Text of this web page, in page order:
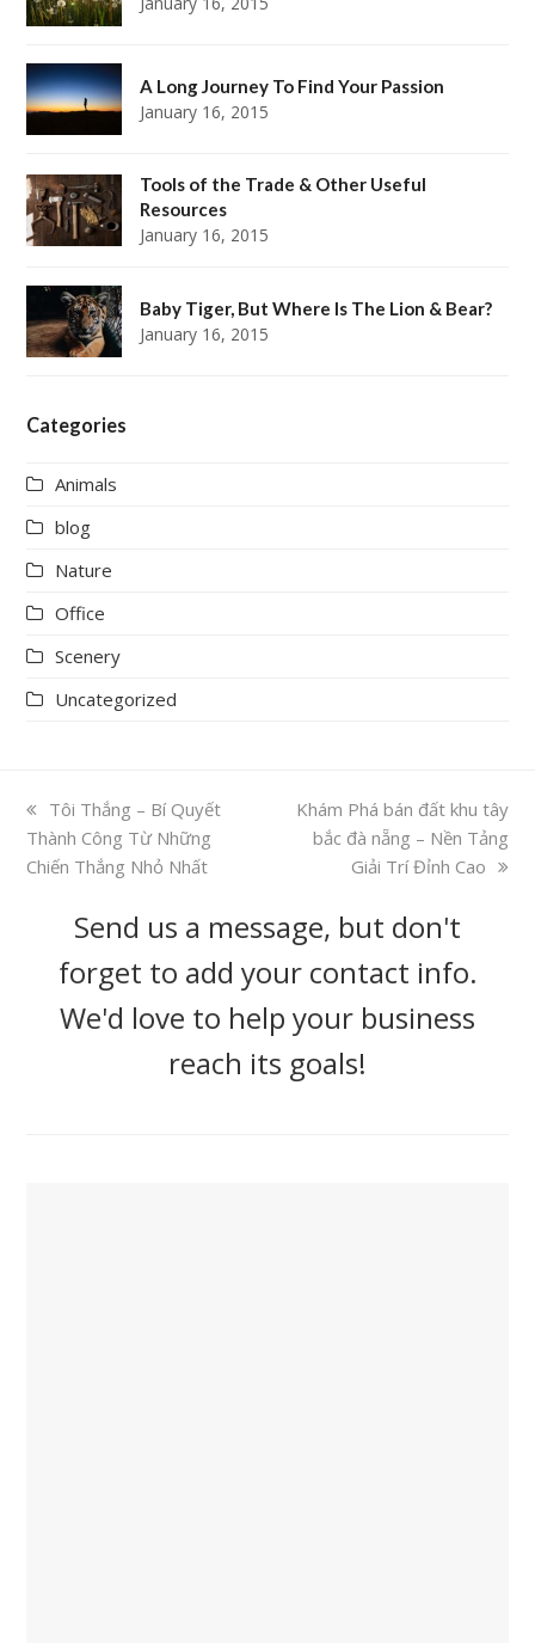
A Long Journey To Find Your Passion
January 16, 2015
Tools of the Trade & Other Useful
Resources
January 16, 2015
Baby Tiger, But Where Is The Lion & Bear?
January 16, 2015
Categories
Animals
blog
Nature
Office
Scenery
Uncategorized
previous
post:
Tôi Thắng – Bí Quyết
Thành Công Từ Những
Chiến Thắng Nhỏ Nhất
next
post:
Khám Phá bán đất khu tây
bắc đà nẵng – Nền Tảng
Giải Trí Đỉnh Cao
Send us a message, but don't
forget to add your contact info.
We'd love to help your business
reach its goals!